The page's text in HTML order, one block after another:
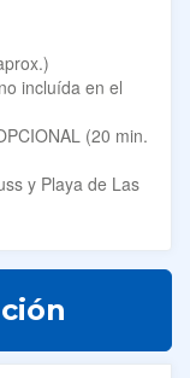
incluída en el
(20 min.
y Playa de Las